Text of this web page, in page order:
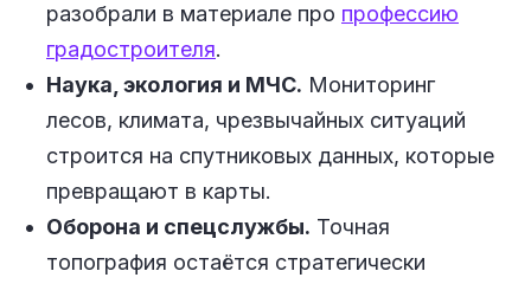
разобрали в материале про профессию
градостроителя.
Наука, экология и МЧС. Мониторинг
лесов, климата, чрезвычайных ситуаций
строится на спутниковых данных, которые
превращают в карты.
Оборона и спецслужбы. Точная
топография остаётся стратегически